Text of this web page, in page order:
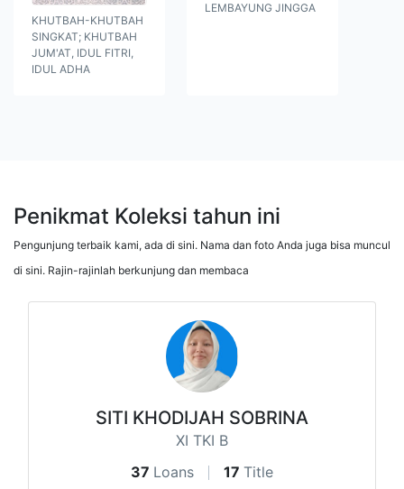
KHUTBAH-KHUTBAH
SINGKAT; KHUTBAH
JUM'AT, IDUL FITRI,
IDUL ADHA
LEMBAYUNG JINGGA
Penikmat Koleksi tahun ini
Pengunjung terbaik kami, ada di sini. Nama dan foto Anda juga bisa muncul
di sini. Rajin-rajinlah berkunjung dan membaca
SITI KHODIJAH SOBRINA
XI TKI B
37 Loans 17 Title